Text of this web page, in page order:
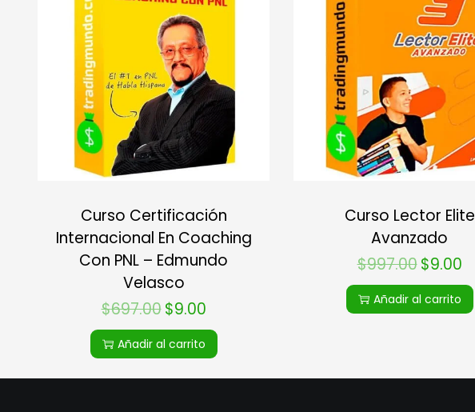
Curso Certificación
Internacional En Coaching
Con PNL – Edmundo
Velasco
$697.00 $9.00
Añadir al carrito
Curso Lector Elite
Avanzado
$997.00 $9.00
Añadir al carrito